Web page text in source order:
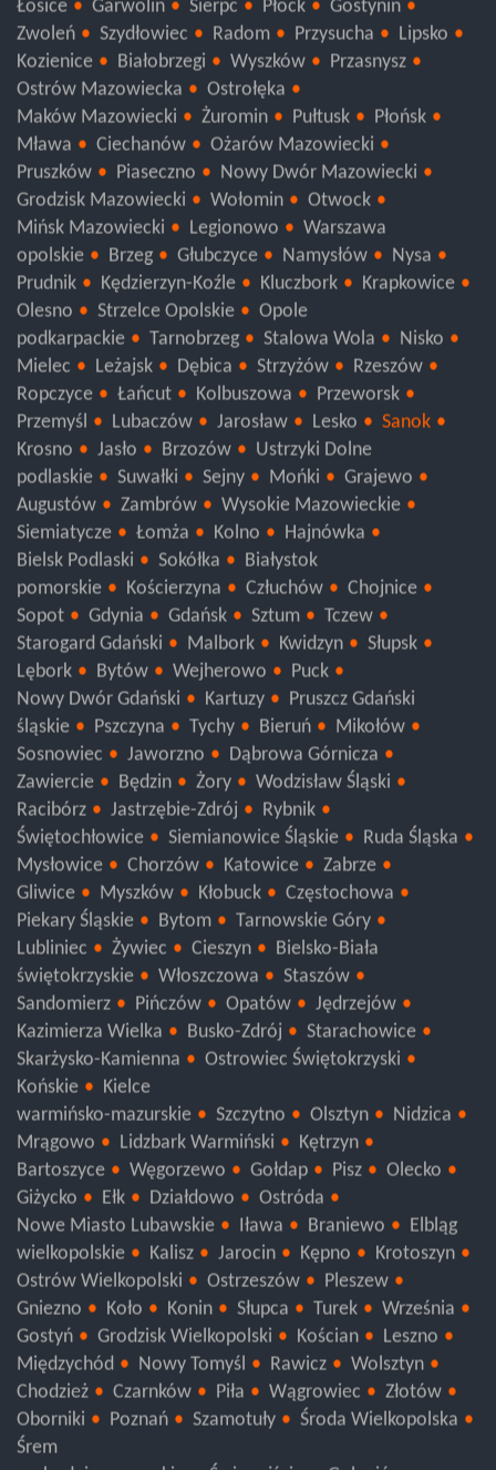
Łosice
Garwolin Sierpc Płock
Gostynin
Zwoleń
Szydłowiec Radom Przysucha
Lipsko
Kozienice
Białobrzegi Wyszków
Przasnysz
Ostrów Mazowiecka
Ostrołęka
Maków Mazowiecki
Żuromin Pułtusk
Płońsk
Mława
Ciechanów
Ożarów Mazowiecki
Pruszków
Piaseczno
Nowy Dwór Mazowiecki
Grodzisk Mazowiecki
Wołomin
Otwock
Mińsk Mazowiecki
Legionowo
Warszawa
opolskie
Brzeg Głubczyce Namysłów
Nysa
Prudnik
Kędzierzyn-Koźle Kluczbork
Krapkowice
Olesno
Strzelce Opolskie
Opole
podkarpackie
Tarnobrzeg Stalowa Wola
Nisko
Mielec
Leżajsk Dębica Strzyżów
Rzeszów
Ropczyce
Łańcut Kolbuszowa
Przeworsk
Przemyśl
Lubaczów Jarosław Lesko
Sanok
Krosno
Jasło Brzozów
Ustrzyki Dolne
podlaskie
Suwałki Sejny Mońki
Grajewo
Augustów
Zambrów
Wysokie Mazowieckie
Siemiatycze
Łomża Kolno
Hajnówka
Bielsk Podlaski
Sokółka
Białystok
pomorskie
Kościerzyna Człuchów
Chojnice
Sopot
Gdynia Gdańsk Sztum
Tczew
Starogard Gdański
Malbork Kwidzyn
Słupsk
Lębork
Bytów Wejherowo
Puck
Nowy Dwór Gdański
Kartuzy
Pruszcz Gdański
śląskie
Pszczyna Tychy Bieruń
Mikołów
Sosnowiec
Jaworzno
Dąbrowa Górnicza
Zawiercie
Będzin Żory
Wodzisław Śląski
Racibórz
Jastrzębie-Zdrój
Rybnik
Świętochłowice
Siemianowice Śląskie
Ruda Śląska
Mysłowice
Chorzów Katowice
Zabrze
Gliwice
Myszków Kłobuck
Częstochowa
Piekary Śląskie
Bytom
Tarnowskie Góry
Lubliniec
Żywiec Cieszyn
Bielsko-Biała
świętokrzyskie
Włoszczowa
Staszów
Sandomierz
Pińczów Opatów
Jędrzejów
Kazimierza Wielka
Busko-Zdrój
Starachowice
Skarżysko-Kamienna
Ostrowiec Świętokrzyski
Końskie
Kielce
warmińsko-mazurskie
Szczytno Olsztyn
Nidzica
Mrągowo
Lidzbark Warmiński
Kętrzyn
Bartoszyce
Węgorzewo Gołdap Pisz
Olecko
Giżycko
Ełk Działdowo
Ostróda
Nowe Miasto Lubawskie
Iława Braniewo
Elbląg
wielkopolskie
Kalisz Jarocin Kępno
Krotoszyn
Ostrów Wielkopolski
Ostrzeszów
Pleszew
Gniezno
Koło Konin Słupca Turek
Września
Gostyń
Grodzisk Wielkopolski Kościan
Leszno
Międzychód
Nowy Tomyśl Rawicz
Wolsztyn
Chodzież
Czarnków Piła Wągrowiec
Złotów
Oborniki
Poznań Szamotuły
Środa Wielkopolska
Śrem